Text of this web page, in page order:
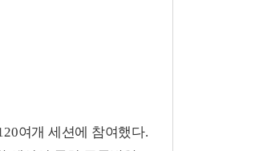
여개 세션에 참여했다.